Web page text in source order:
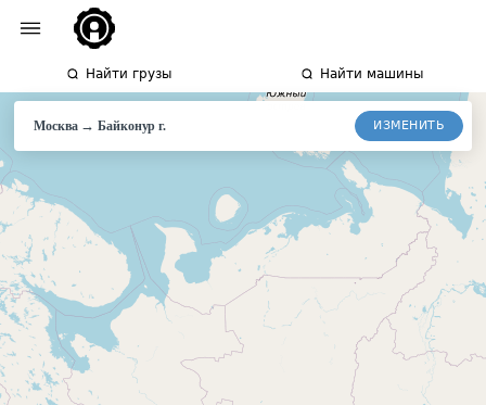
Найти грузы Найти машины
Москва→Байконург. ИЗМЕНИТЬ